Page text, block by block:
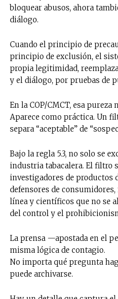
bloquear abusos, ahora
diálogo.
Cuando el principio de
principio de exclusión, el
propia legitimidad,
y el diálogo, por pruebas de
En la COP/CMCT, esa pureza
Aparece como práctica. Un
separa “aceptable” de
Bajo la regla 5.3, no solo se
industria tabacalera. El filtro
investigadores de productos
defensores de
línea y científicos que no se
del control y el
La prensa —apostada en el
misma lógica de contagio.
No importa qué pregunta
puede archivarse.